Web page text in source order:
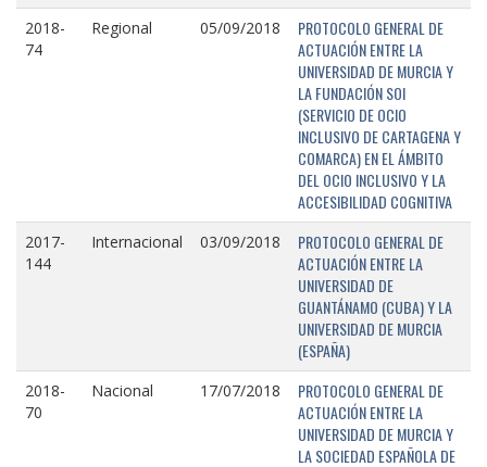
2018-
74
Regional 05/09/2018
PROTOCOLO GENERAL DE
ACTUACIÓN ENTRE LA
UNIVERSIDAD DE MURCIA Y
LA FUNDACIÓN SOI
(SERVICIO DE OCIO
INCLUSIVO DE CARTAGENA Y
COMARCA) EN EL ÁMBITO
DEL OCIO INCLUSIVO Y LA
ACCESIBILIDAD COGNITIVA
2017-
144
Internacional 03/09/2018
PROTOCOLO GENERAL DE
ACTUACIÓN ENTRE LA
UNIVERSIDAD DE
GUANTÁNAMO (CUBA) Y LA
UNIVERSIDAD DE MURCIA
(ESPAÑA)
2018-
70
Nacional 17/07/2018
PROTOCOLO GENERAL DE
ACTUACIÓN ENTRE LA
UNIVERSIDAD DE MURCIA Y
LA SOCIEDAD ESPAÑOLA DE